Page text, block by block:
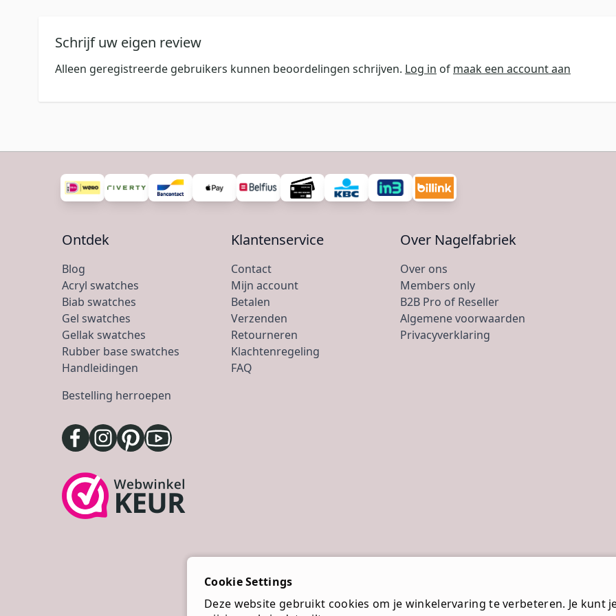
Schrijf uw eigen review
Alleen geregistreerde gebruikers kunnen beoordelingen schrijven. Log in of maak een account aan
Ontdek
Blog
Acryl swatches
Biab swatches
Gel swatches
Gellak swatches
Rubber base swatches
Handleidingen
Bestelling herroepen
Klantenservice
Contact
Mijn account
Betalen
Verzenden
Retourneren
Klachtenregeling
FAQ
Over Nagelfabriek
Over ons
Members only
B2B Pro of Reseller
Algemene voorwaarden
Privacyverklaring
Cookie Settings
Deze website gebruikt cookies om je winkelervaring te verbeteren. Je kunt